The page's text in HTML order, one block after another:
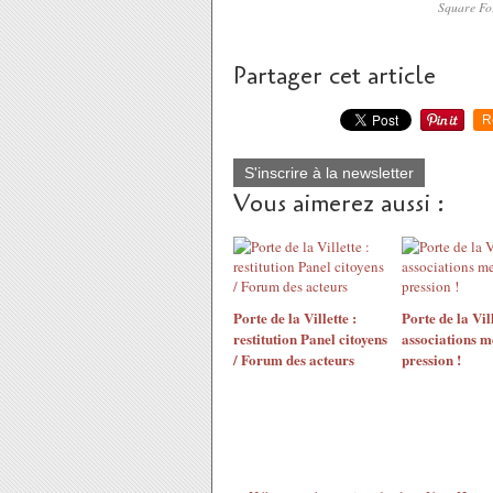
Square
Partager cet article
S'inscrire à la newsletter
Vous aimerez aussi :
Porte de la Villette :
restitution Panel citoyens
/ Forum des acteurs
Porte de la
associations
pression !